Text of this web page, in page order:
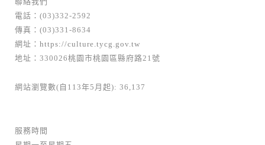
電話：(03)332-2592
傳真：(03)331-8634
網址： https://culture.tycg.gov.tw
地址：330026桃園市桃園區縣府路21號
網站瀏覽數(自113年5月起): 36,137
服務時間